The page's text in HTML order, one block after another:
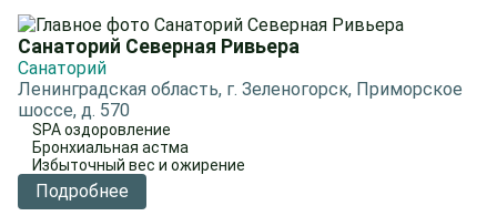
Санаторий Северная Ривьера
Санаторий
Ленинградская область, г. Зеленогорск, Приморское
шоссе, д. 570
SPA оздоровление
Бронхиальная астма
Избыточный вес и ожирение
Подробнее